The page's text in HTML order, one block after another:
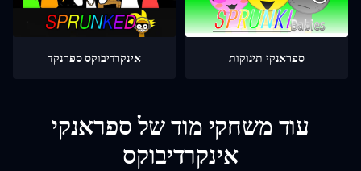
אינקרדיבוקס ספרנקד ספראנקי תינוקות
עוד משחקי מוד של ספראנקי
אינקרדיבוקס